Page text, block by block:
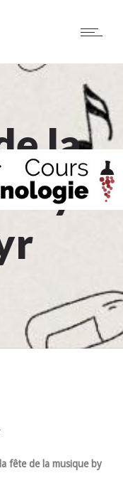
la
by
fête de la musique by